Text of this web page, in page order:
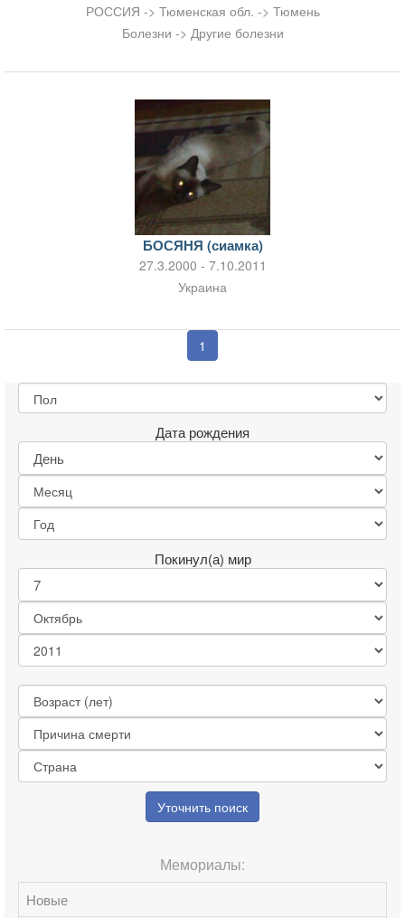
РОССИЯ -> Тюменская обл. -> Тюмень
Болезни -> Другие болезни
БОСЯНЯ (сиамка)
27.3.2000 - 7.10.2011
Украина
1
Дата рождения
Покинул(а) мир
Уточнить поиск
Мемориалы:
Новые